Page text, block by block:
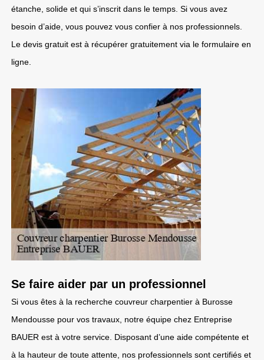
étanche, solide et qui s’inscrit dans le temps. Si vous avez
besoin d’aide, vous pouvez vous confier à nos professionnels.
Le devis gratuit est à récupérer gratuitement via le formulaire en
ligne.
Se faire aider par un professionnel
Si vous êtes à la recherche couvreur charpentier à Burosse
Mendousse pour vos travaux, notre équipe chez Entreprise
BAUER est à votre service. Disposant d’une aide compétente et
à la hauteur de toute attente, nos professionnels sont certifiés et